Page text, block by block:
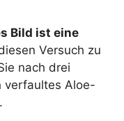
Bild ist eine
Versuch zu
nach drei
verfaultes Aloe-